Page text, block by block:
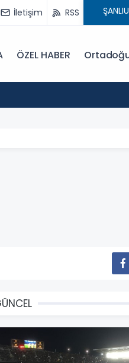
İletişim RSS
ÖZEL HABER